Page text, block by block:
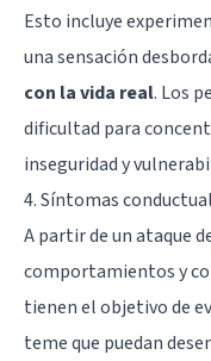
Esto incluye
una sensación
con la vida real. Los
dificultad para
inseguridad y
4. Síntomas
A partir de un ataque
comportamientos y
tienen el objetivo de
teme que puedan